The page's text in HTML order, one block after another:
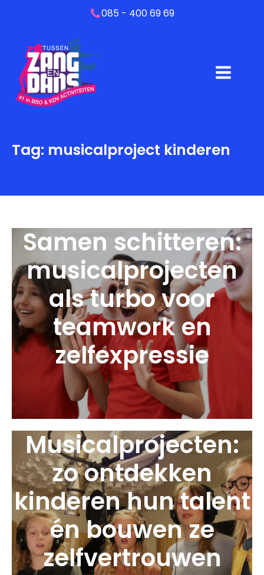
085 - 400 69 69
Tag: musicalproject kinderen
Samen schitteren:
musicalprojecten
als turbo voor
teamwork en
zelfexpressie
Musicalprojecten:
zo ontdekken
kinderen hun talent
én bouwen ze
zelfvertrouwen